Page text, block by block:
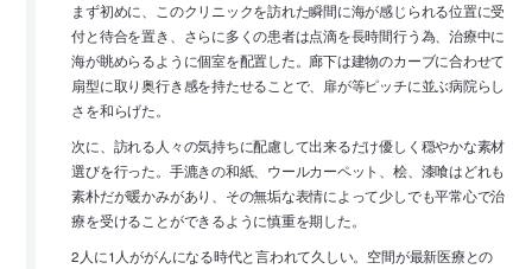
まず初めに、このクリニックを訪れた瞬間に海が感じられる位置に受
付と待合を置き、さらに多くの患者は点滴を長時間行う為、治療中に
海が眺めらるように個室を配置した。廊下は建物のカーブに合わせて
扇型に取り奥行き感を持たせることで、扉が等ピッチに並ぶ病院らし
さを和らげた。
次に、訪れる人々の気持ちに配慮して出来るだけ優しく穏やかな素材
選びを行った。手漉きの和紙、ウールカーペット、桧、漆喰はどれも
素朴だが暖かみがあり、その無垢な表情によって少しでも平常心で治
療を受けることができるように慎重を期した。
2人に1人ががんになる時代と言われて久しい。空間が最新医療との